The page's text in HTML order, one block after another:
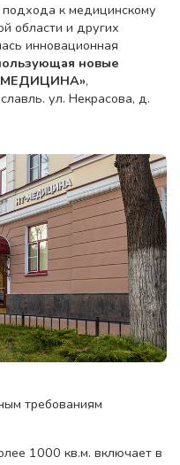
к медицинскому
области и других
инновационная
новые
МЕДИЦИНА»,
ул. Некрасова, д.
требованиям
1000 кв.м. включает в